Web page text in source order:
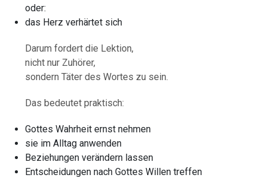
oder:
das Herz verhärtet sich
Darum fordert die Lektion,
nicht nur Zuhörer,
sondern Täter des Wortes zu sein.
Das bedeutet praktisch:
Gottes Wahrheit ernst nehmen
sie im Alltag anwenden
Beziehungen verändern lassen
Entscheidungen nach Gottes Willen treffen